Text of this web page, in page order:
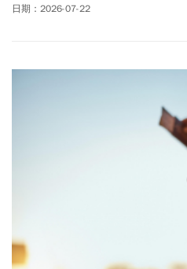
置「食品雲」追溯追蹤系統，在食
日期：2026-07-22